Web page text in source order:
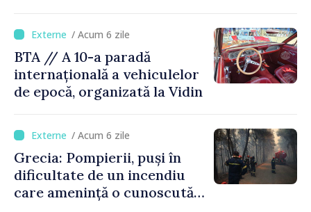
/ Acum 6 zile
BTA // A 10-a paradă
internațională a vehiculelor
de epocă, organizată la Vidin
/ Acum 6 zile
Grecia: Pompierii, puși în
dificultate de un incendiu
care amenință o cunoscută